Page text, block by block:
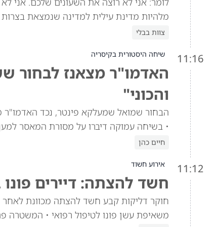
מלהיות מדינת עילית למדינה שנמצאת
צוות בבלי
11:16 שיחה היסטורית בקיסריה
האדמו"ר מצאנז לבחור
והכוני"
הבחור שמואל שמעלקא פינטר, נכד
• בשיחה עמוקה דיברו על מסורת המאסר
חיים כהן
11:12 אירוע חשוד
חשד להצתה: דיירים
חוקר דליקות קבע חשד להצתה מכוונת לאחר
משאיפת עשן פונו לטיפול רפואי • המשטרה